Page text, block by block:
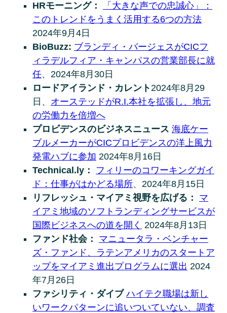
HRモーニング：
「大きな声での忠誠心」：
このトレンドをうまく活用する6つの方法
2024年9月4日
BioBuzz: ブランディ・バージェスがCICフ
ィラデルフィア・キャンパスの営業部長に就
任、2024年8月30日
ロードアイランド・カレント2024年8月29
日、 オーステッドがR.I.本社を拡張し、地元
の労働力を倍増へ
プロビデンスのビジネスニュース 海底ケー
ブルメーカーがCICプロビデンスの洋上風力
発電ハブに参加 2024年8月16日
Technical.ly：
フィリーのコワーキングガイ
ド：仕事がはかどる場所、2024年8月15日
リフレッシュ・マイアミ視野を広げる：
マ
イアミ地域のソフトランディングサービスが
国際ビジネスへの道を開く 2024年8月13日
ファンド社会： マニュータラ・ベンチャー
ズ・ファンド、ラテンアメリカのスタートア
ップをマイアミ進出プログラムに選出 2024
年7月26日
ファシリティ・ダイブ ハイテク職場は新し
いワークパターンに追いついていない、調査